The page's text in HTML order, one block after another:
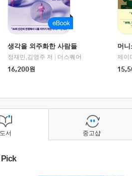
생각을 외주화한 사람들
정재민,김영주 저
더스퀘어
16,200원
머
도서 중고샵